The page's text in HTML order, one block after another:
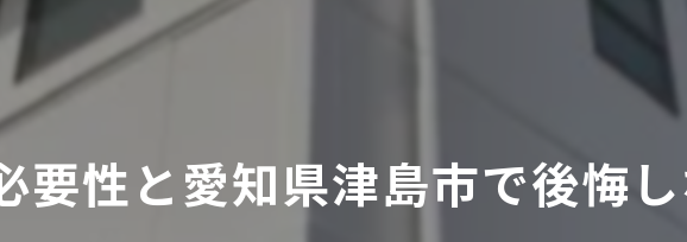
要性と愛知県津島市で後悔